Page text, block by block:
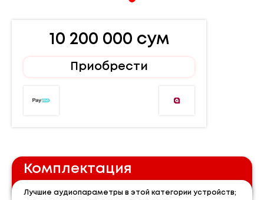
Комплектация
Лучшие аудиопараметры в этой категории устройств;
10 200 000 сум
Приобрести